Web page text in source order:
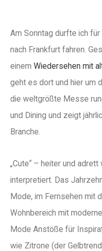
Am Sonntag durfte ich für
nach Frankfurt fahren.
einem Wiedersehen mit
geht es dort und hier um
die weltgrößte Messe
und Dining und zeigt
Branche.
„Cute“ – heiter und
interpretiert. Das
Mode, im Fernsehen mit
Wohnbereich mit
Mode Anstöße für
wie Zitrone (der